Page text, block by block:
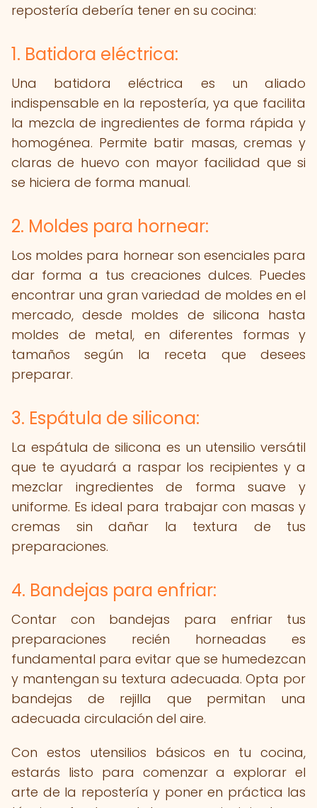
repostería debería tener en su cocina:
1. Batidora eléctrica:
Una batidora eléctrica es un aliado
indispensable en la repostería, ya que facilita
la mezcla de ingredientes de forma rápida y
homogénea. Permite batir masas, cremas y
claras de huevo con mayor facilidad que si
se hiciera de forma manual.
2. Moldes para hornear:
Los moldes para hornear son esenciales para
dar forma a tus creaciones dulces. Puedes
encontrar una gran variedad de moldes en el
mercado, desde moldes de silicona hasta
moldes de metal, en diferentes formas y
tamaños según la receta que desees
preparar.
3. Espátula de silicona:
La espátula de silicona es un utensilio versátil
que te ayudará a raspar los recipientes y a
mezclar ingredientes de forma suave y
uniforme. Es ideal para trabajar con masas y
cremas sin dañar la textura de tus
preparaciones.
4. Bandejas para enfriar:
Contar con bandejas para enfriar tus
preparaciones recién horneadas es
fundamental para evitar que se humedezcan
y mantengan su textura adecuada. Opta por
bandejas de rejilla que permitan una
adecuada circulación del aire.
Con estos utensilios básicos en tu cocina,
estarás listo para comenzar a explorar el
arte de la repostería y poner en práctica las